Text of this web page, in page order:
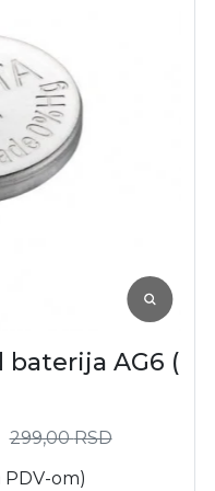
baterija AG6 (
299,00RSD
PDV-om)